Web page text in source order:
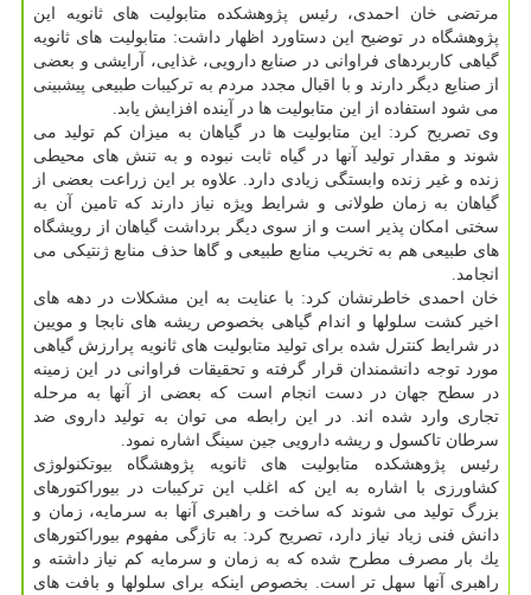
مرتضی خان احمدی، رئیس پژوهشكده متابولیت های ثانویه این
پژوهشگاه در توضیح این دستاورد اظهار داشت: متابولیت های ثانویه
گیاهی كاربردهای فراوانی در صنایع دارویی، غذایی، آرایشی و بعضی
از صنایع دیگر دارند و با اقبال مجدد مردم به تركیبات طبیعی پیشبینی
می شود استفاده از این متابولیت ها در آینده افزایش یابد.
وی تصریح كرد: این متابولیت ها در گیاهان به میزان كم تولید می
شوند و مقدار تولید آنها در گیاه ثابت نبوده و به تنش های محیطی
زنده و غیر زنده وابستگی زیادی دارد. علاوه بر این زراعت بعضی از
گیاهان به زمان طولانی و شرایط ویژه نیاز دارند كه تامین آن به
سختی امكان پذیر است و از سوی دیگر برداشت گیاهان از رویشگاه
های طبیعی هم به تخریب منابع طبیعی و گاها حذف منابع ژنتیكی می
انجامد.
خان احمدی خاطرنشان كرد: با عنایت به این مشكلات در دهه های
اخیر كشت سلولها و اندام گیاهی بخصوص ریشه های نابجا و مویین
در شرایط كنترل شده برای تولید متابولیت های ثانویه پرارزش گیاهی
مورد توجه دانشمندان قرار گرفته و تحقیقات فراوانی در این زمینه
در سطح جهان در دست انجام است كه بعضی از آنها به مرحله
تجاری وارد شده اند. در این رابطه می توان به تولید داروی ضد
سرطان تاكسول و ریشه دارویی جین سینگ اشاره نمود.
رئیس پژوهشكده متابولیت های ثانویه پژوهشگاه بیوتكنولوژی
كشاورزی با اشاره به این كه اغلب این تركیبات در بیوراكتورهای
بزرگ تولید می شوند كه ساخت و راهبری آنها به سرمایه، زمان و
دانش فنی زیاد نیاز دارد، تصریح كرد: به تازگی مفهوم بیوراكتورهای
یك بار مصرف مطرح شده كه به زمان و سرمایه كم نیاز داشته و
راهبری آنها سهل تر است. بخصوص اینكه برای سلولها و بافت های